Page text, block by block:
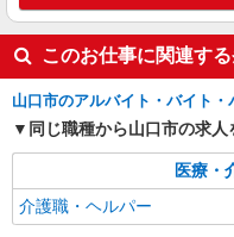
このお仕事に関連す
山口市のアルバイト・バイト
同じ職種から山口市の求人
医療・
介護職・ヘルパー